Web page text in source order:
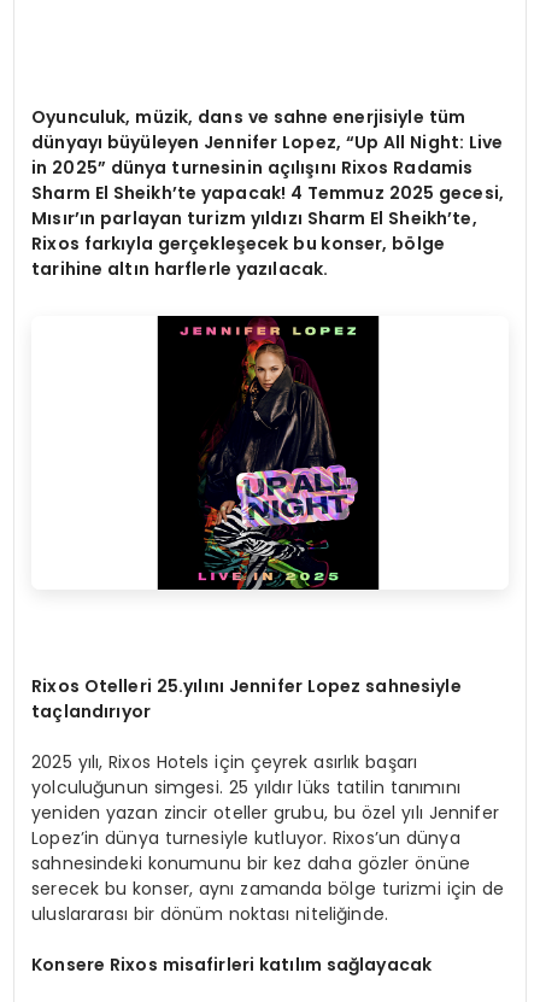
Oyunculuk, müzik, dans ve sahne enerjisiyle tüm
dünyayı büyüleyen Jennifer Lopez, “Up All Night: Live
in 2025” dünya turnesinin açılışını Rixos Radamis
Sharm El Sheikh’te yapacak! 4 Temmuz 2025 gecesi,
Mısır’ın parlayan turizm yıldızı Sharm El Sheikh’te,
Rixos farkıyla gerçekleşecek bu konser, bölge
tarihine altın harflerle yazılacak.
Rixos Otelleri 25.yılını Jennifer Lopez sahnesiyle
taçlandırıyor
2025 yılı, Rixos Hotels için çeyrek asırlık başarı
yolculuğunun simgesi. 25 yıldır lüks tatilin tanımını
yeniden yazan zincir oteller grubu, bu özel yılı Jennifer
Lopez’in dünya turnesiyle kutluyor. Rixos’un dünya
sahnesindeki konumunu bir kez daha gözler önüne
serecek bu konser, aynı zamanda bölge turizmi için de
uluslararası bir dönüm noktası niteliğinde.
Konsere Rixos misafirleri katılım sağlayacak